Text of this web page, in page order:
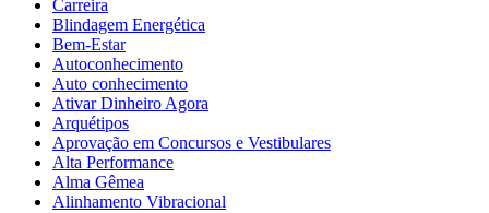
Carreira
Blindagem Energética
Bem-Estar
Autoconhecimento
Auto conhecimento
Ativar Dinheiro Agora
Arquétipos
Aprovação em Concursos e Vestibulares
Alta Performance
Alma Gêmea
Alinhamento Vibracional